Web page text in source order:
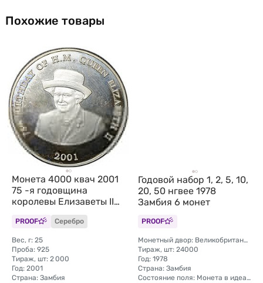
Похожие товары
Монета 4000 квач 2001
75 -я годовщина
королевы Елизаветы II
PROOF Серебро
Вес, г: 25
Проба: 925
Тираж, шт: 2 000
Год: 2001
Страна: Замбия
Годовой набор 1, 2, 5, 10,
20, 50 нгвее 1978
Замбия 6 монет
PROOF
Монетный двор: Великобритания, Ллантризант
Тираж, шт: 24000
Год: 1978
Страна: Замбия
Состояние поля: Монета в идеальной сохранности